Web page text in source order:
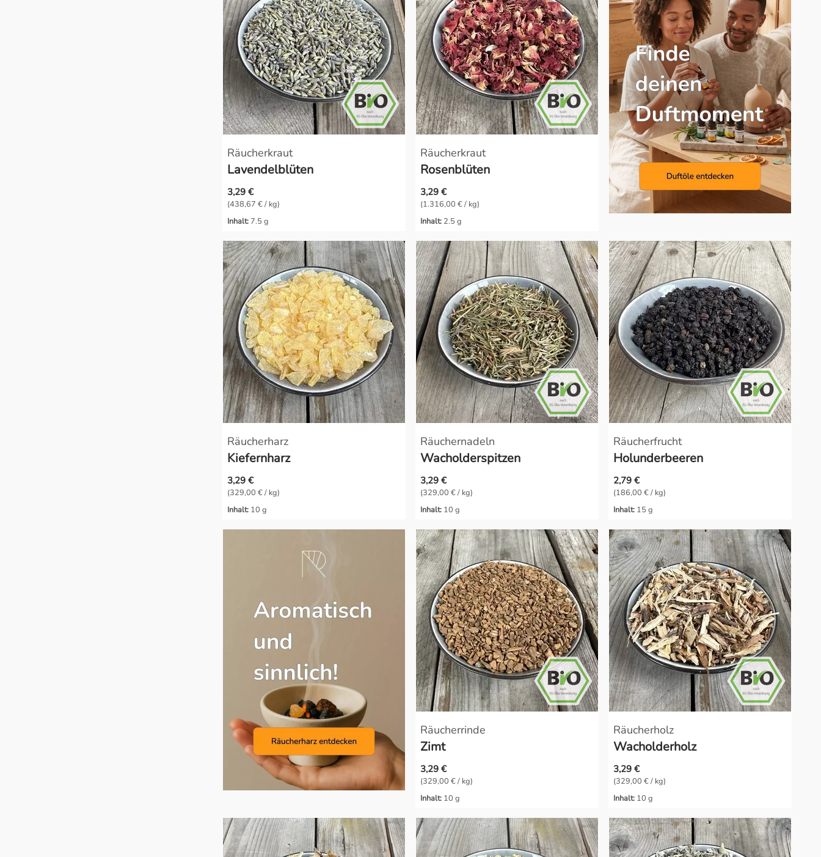
Räucherkraut
Lavendelblüten
3,29 €
(438,67 € / kg)
Inhalt: 7.5 g
Räucherkraut
Rosenblüten
3,29 €
(1.316,00 € / kg)
Inhalt: 2.5 g
Räucherharz
Kiefernharz
3,29 €
(329,00 € / kg)
Inhalt: 10 g
Räuchernadeln
Wacholderspitzen
3,29 €
(329,00 € / kg)
Inhalt: 10 g
Räucherfrucht
Holunderbeeren
2,79 €
(186,00 € / kg)
Inhalt: 15 g
Räucherrinde
Zimt
3,29 €
(329,00 € / kg)
Inhalt: 10 g
Räucherholz
Wacholderholz
3,29 €
(329,00 € / kg)
Inhalt: 10 g